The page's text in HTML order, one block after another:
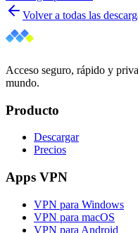
Volver a todas las
Acceso seguro, rápido y
mundo.
Producto
Descargar
Precios
Apps VPN
VPN para Windows
VPN para macOS
VPN para Android